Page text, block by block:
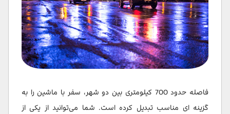
فاصله حدود 700 کیلومتری بین دو شهر، سفر با ماشین را به
گزینه ای مناسب تبدیل کرده است. شما می‌توانید از یکی از